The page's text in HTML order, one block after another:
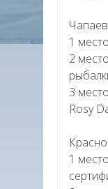
1
2
3
Rosy
1